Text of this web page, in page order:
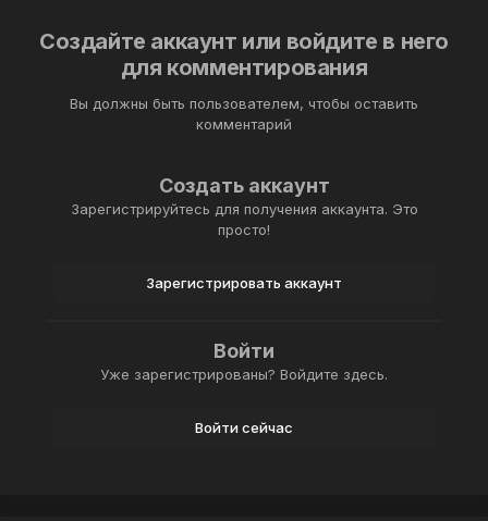
Создайте аккаунт или войдите в него
для комментирования
Вы должны быть пользователем, чтобы оставить
комментарий
Создать аккаунт
Зарегистрируйтесь для получения аккаунта. Это
просто!
Зарегистрировать аккаунт
Войти
Уже зарегистрированы? Войдите здесь.
Войти сейчас